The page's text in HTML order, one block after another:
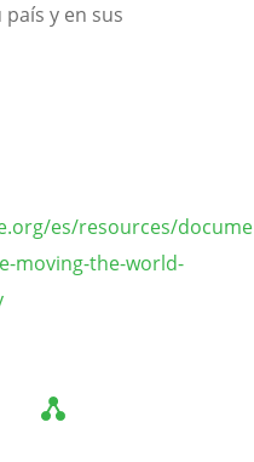
y en sus
es/resources/
moving-the-world-